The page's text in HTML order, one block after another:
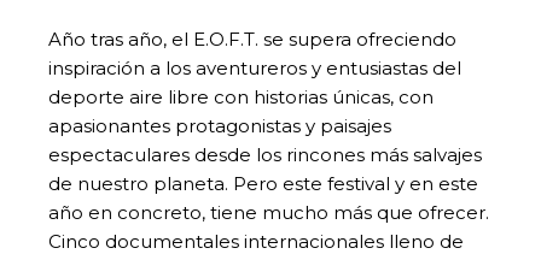
Año tras año, el E.O.F.T. se supera ofreciendo
inspiración a los aventureros y entusiastas del
deporte aire libre con historias únicas, con
apasionantes protagonistas y paisajes
espectaculares desde los rincones más salvajes
de nuestro planeta. Pero este festival y en este
año en concreto, tiene mucho más que ofrecer.
Cinco documentales internacionales lleno de